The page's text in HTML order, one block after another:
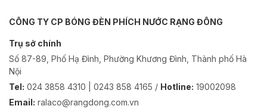
CÔNG TY CP BÓNG ĐÈN PHÍCH NƯỚC RẠNG ĐÔNG
Trụ sở chính
Số 87-89, Phố Hạ Đình, Phường Khương Đình, Thành phố Hà
Nội
Tel: 024 3858 4310 | 0243 858 4165 / Hotline: 19002098
Email: ralaco@rangdong.com.vn